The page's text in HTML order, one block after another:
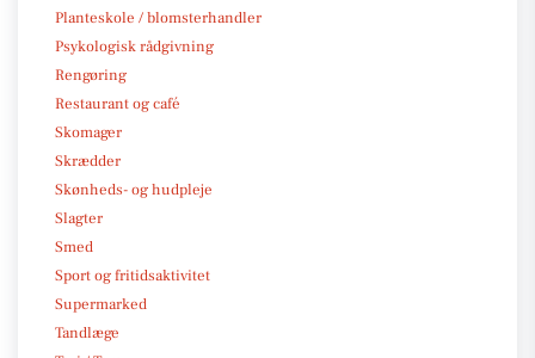
Planteskole / blomsterhandler
Psykologisk rådgivning
Rengøring
Restaurant og café
Skomager
Skrædder
Skønheds- og hudpleje
Slagter
Smed
Sport og fritidsaktivitet
Supermarked
Tandlæge